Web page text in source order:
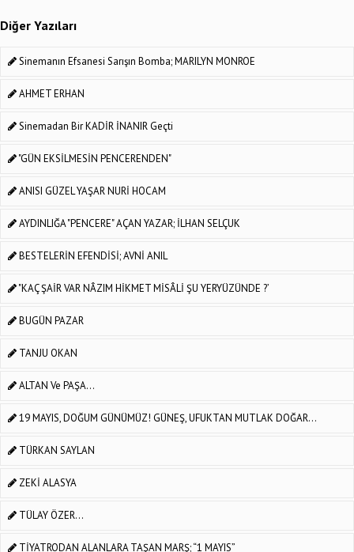
Diğer Yazıları
Sinemanın Efsanesi Sarışın Bomba; MARILYN MONROE
AHMET ERHAN
Sinemadan Bir KADİR İNANIR Geçti
"GÜN EKSİLMESİN PENCERENDEN"
ANISI GÜZEL YAŞAR NURİ HOCAM
AYDINLIĞA "PENCERE" AÇAN YAZAR; İLHAN SELÇUK
BESTELERİN EFENDİSİ; AVNİ ANIL
"KAÇ ŞAİR VAR NÂZIM HİKMET MİSÂLİ ŞU YERYÜZÜNDE ?’
BUGÜN PAZAR
TANJU OKAN
ALTAN Ve PAŞA...
19 MAYIS, DOĞUM GÜNÜMÜZ! GÜNEŞ, UFUKTAN MUTLAK DOĞAR…
TÜRKAN SAYLAN
ZEKİ ALASYA
TÜLAY ÖZER...
TİYATRODAN ALANLARA TAŞAN MARŞ; “1 MAYIS”